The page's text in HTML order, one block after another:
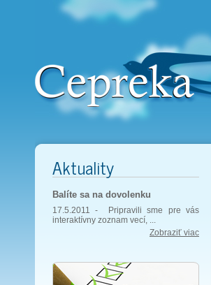
Aktuality
Balíte sa na dovolenku
17.5.2011 - Pripravili sme pre vás
interaktívny zoznam vecí, ...
Zobraziť viac